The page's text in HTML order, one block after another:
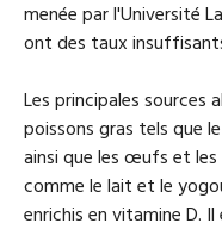
menée par l'Université
ont des taux
Les principales sources
poissons gras tels que
ainsi que les œufs et les
comme le lait et le
enrichis en vitamine D.